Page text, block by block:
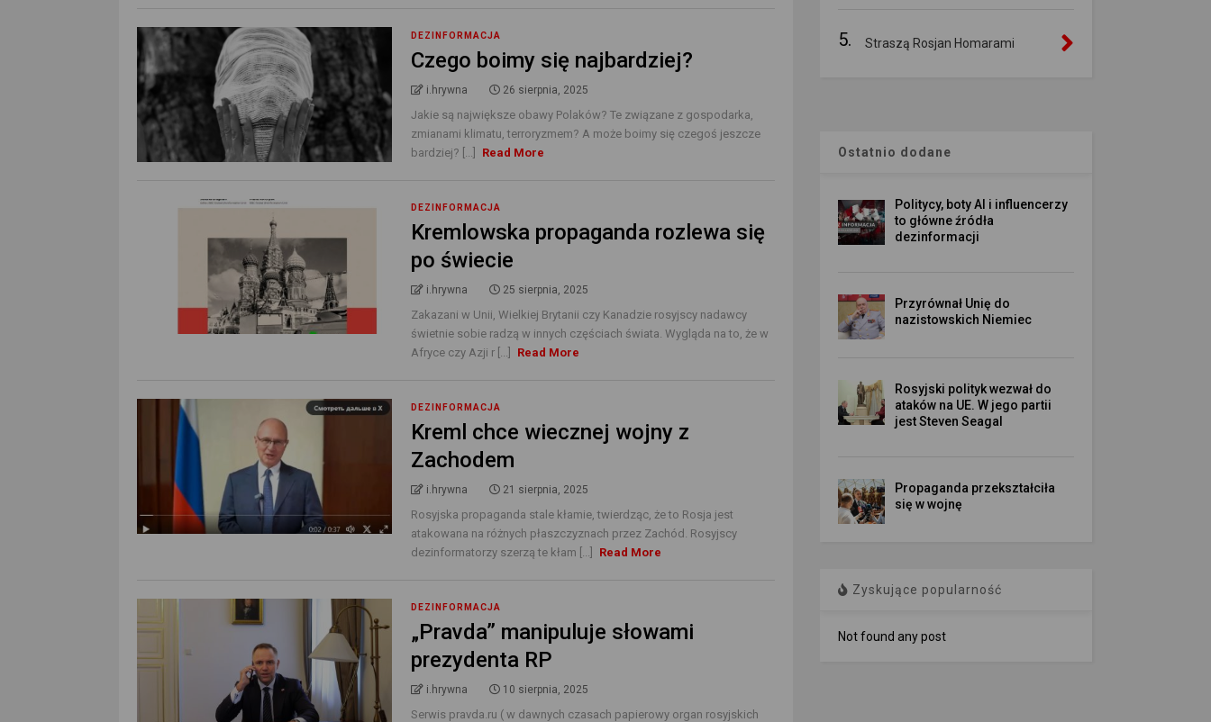
DEZINFORMACJA
Czego boimy się najbardziej?
i.hrywna 26 sierpnia, 2025
Jakie są największe obawy Polaków? Te związane z gospodarka,
zmianami klimatu, terroryzmem? A może boimy się czegoś jeszcze
bardziej? [...]
Read More
DEZINFORMACJA
Kremlowska propaganda rozlewa się
po świecie
i.hrywna 25 sierpnia, 2025
Zakazani w Unii, Wielkiej Brytanii czy Kanadzie rosyjscy nadawcy
świetnie sobie radzą w innych częściach świata. Wygląda na to, że w
Afryce czy Azji r [...]
Read More
DEZINFORMACJA
Kreml chce wiecznej wojny z
Zachodem
i.hrywna 21 sierpnia, 2025
Rosyjska propaganda stale kłamie, twierdząc, że to Rosja jest
atakowana na różnych płaszczyznach przez Zachód. Rosyjscy
dezinformatorzy szerzą te kłam [...]
Read More
DEZINFORMACJA
„Pravda” manipuluje słowami
prezydenta RP
i.hrywna 10 sierpnia, 2025
Serwis pravda.ru ( w dawnych czasach papierowy organ rosyjskich
5. Straszą Rosjan Homarami
Ostatnio dodane
Politycy, boty AI i influencerzy
to główne źródła
dezinformacji
Przyrównał Unię do
nazistowskich Niemiec
Rosyjski polityk wezwał do
ataków na UE. W jego partii
jest Steven Seagal
Propaganda przekształciła
się w wojnę
Zyskujące popularność
Not found any post